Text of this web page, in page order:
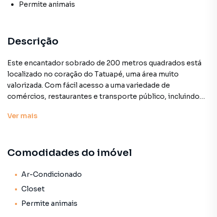
Permite animais
Descrição
Este encantador sobrado de 200 metros quadrados está
localizado no coração do Tatuapé, uma área muito
valorizada. Com fácil acesso a uma variedade de
comércios, restaurantes e transporte público, incluindo
conveniência e conforto.
Quartos: 4 dormitórios espaçosos, ideais para famílias ou
Sala: Ampla sala de estar e jantar, perfeita para receber
Ver mais
Comodidades do imóvel
Ar-Condicionado
Closet
Permite animais